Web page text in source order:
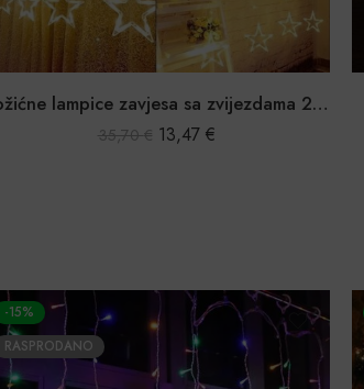
Božićne lampice zavjesa sa zvijezdama 2,5m 138LED
35,70€ 13,47 €
-15%
RASPRODANO